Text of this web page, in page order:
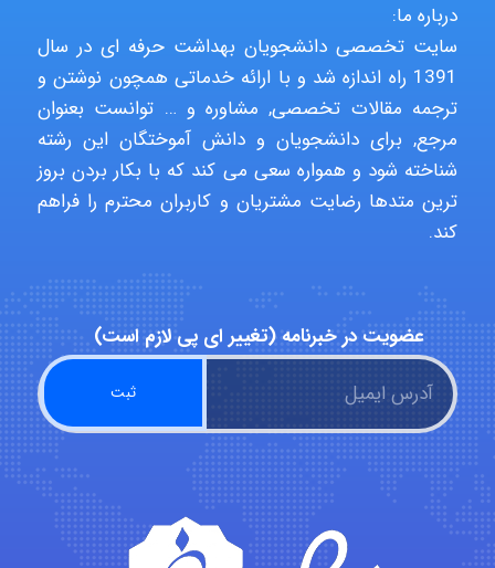
Jafar Tym
aghajari vahid
Alirez0990
hosein abdolvand
Kati
درباره ما:
سایت تخصصی دانشجویان بهداشت حرفه ای در سال
1391 راه اندازه شد و با ارائه خدماتی همچون نوشتن و
ترجمه مقالات تخصصی, مشاوره و … توانست بعنوان
مرجع, برای دانشجویان و دانش آموختگان این رشته
شناخته شود و همواره سعی می کند که با بکار بردن بروز
ترین متدها رضایت مشتریان و کاربران محترم را فراهم
کند.
عضویت در خبرنامه (تغییر ای پی لازم است)